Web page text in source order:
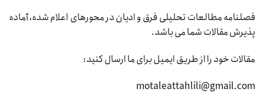
فصلنامه مطالعات تحلیلی فرق و ادیان در محورهای اعلام شده، آماده
پذیرش مقالات شما می باشد.
مقالات خود را از طریق ایمیل برای ما ارسال کنید:
motaleattahlili@gmail.com